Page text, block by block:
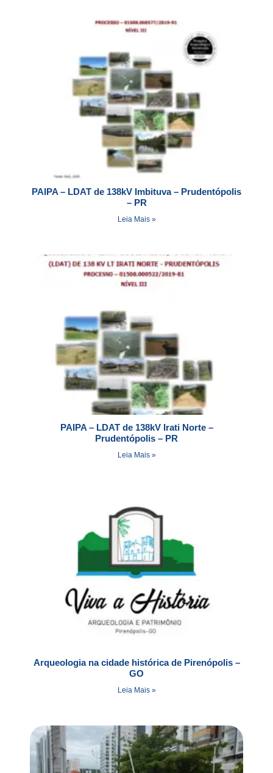
PAIPA – LDAT de 138kV Imbituva – Prudentópolis
– PR
Leia Mais »
PAIPA – LDAT de 138kV Irati Norte –
Prudentópolis – PR
Leia Mais »
Arqueologia na cidade histórica de Pirenópolis –
GO
Leia Mais »